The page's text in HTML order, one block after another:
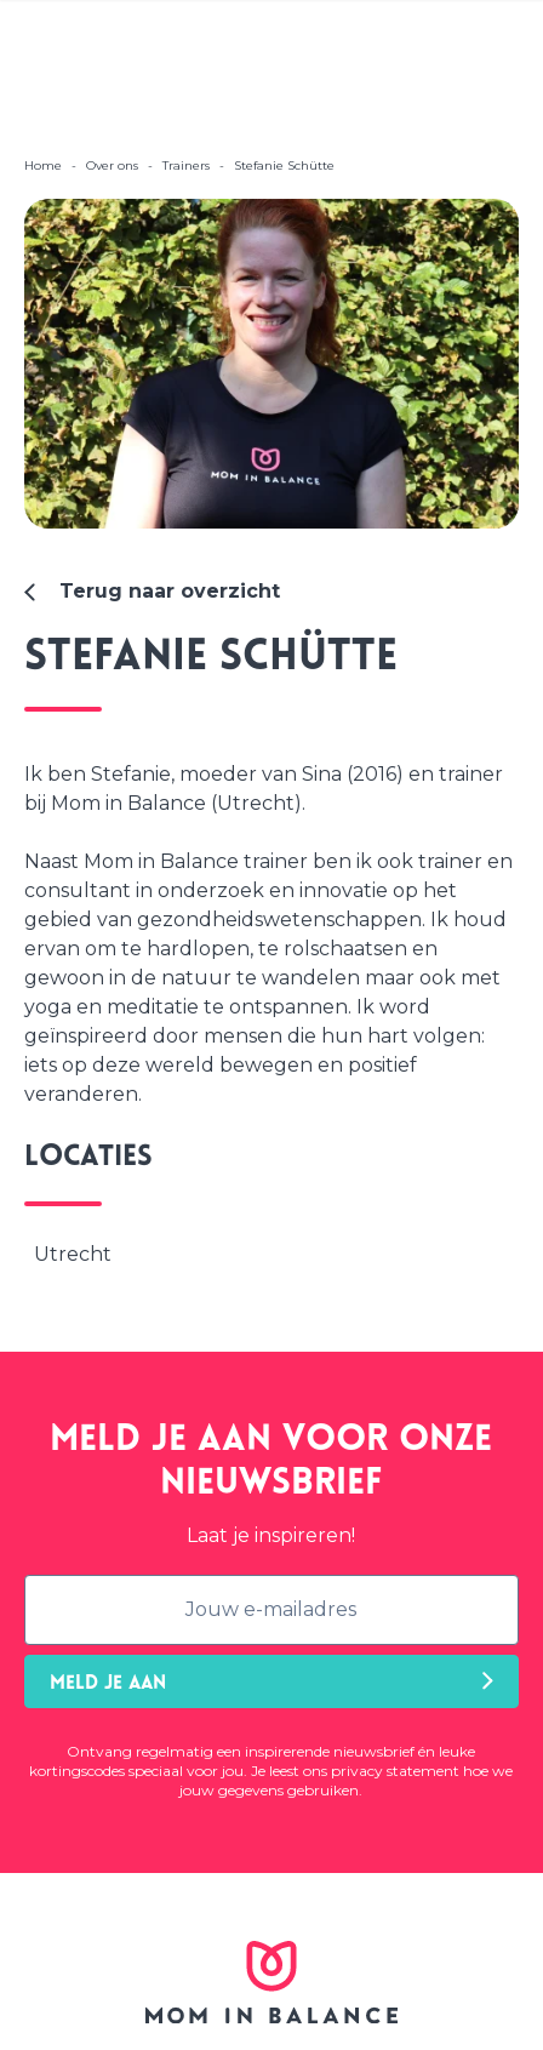
Home - Over ons - Trainers - Stefanie Schütte
Terug naar overzicht
Stefanie Schütte
Ik ben Stefanie, moeder van Sina (2016) en trainer
bij Mom in Balance (Utrecht).
Naast Mom in Balance trainer ben ik ook trainer en
consultant in onderzoek en innovatie op het
gebied van gezondheidswetenschappen. Ik houd
ervan om te hardlopen, te rolschaatsen en
gewoon in de natuur te wandelen maar ook met
yoga en meditatie te ontspannen. Ik word
geïnspireerd door mensen die hun hart volgen:
iets op deze wereld bewegen en positief
veranderen.
Locaties
Utrecht
Meld je aan voor onze
nieuwsbrief
Laat je inspireren!
MELD JE AAN
Ontvang regelmatig een inspirerende nieuwsbrief én leuke
kortingscodes speciaal voor jou. Je leest ons privacy statement hoe we
jouw gegevens gebruiken.